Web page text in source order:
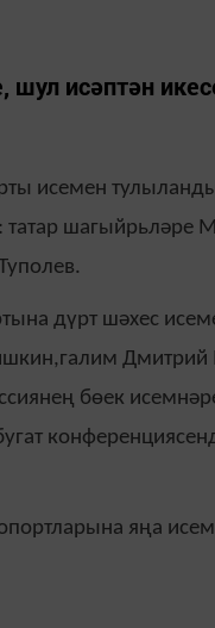
шул исәптән
исемен
шагыйрьләре
дүрт шәхес
Дмитрий
бөек
яңа